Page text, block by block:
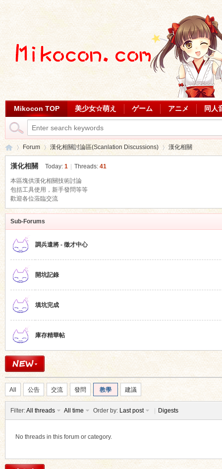
Mikocon TOP 美少女☆萌え ゲーム アニメ 同人
Mi
ko
co
»
Forum
›
漢化相關討論區(Scanlation Discussions) 漢化相關
漢化相關 Today: 1 Threads: 41
本區塊供漢化相關技術討論
包括工具使用，新手發問等等
歡迎各位蒞臨交流
Sub-Forums
調兵遣將 - 徵才中心
開坑記錄
填坑完成
庫存精華帖
All 公告 交流 發問 教學 建議
Filter:All threads All time Order by: Last post Digests
No threads in this forum or category.